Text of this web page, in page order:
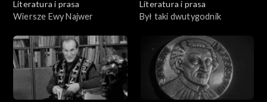
Literatura i prasa
Wiersze Ewy Najwer
Literatura i prasa
Był taki dwutygodnik